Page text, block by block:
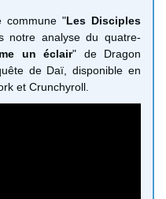
commune "Les Disciples
notre analyse du quatre-
un éclair" de Dragon
de Daï, disponible en
et Crunchyroll.